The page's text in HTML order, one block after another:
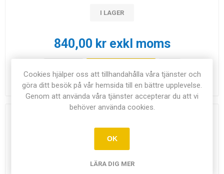
I LAGER
840,00 kr exkl moms
h
KUNDVAGN
Separertratt 500 ml konisk
Volym: 500ml.
Artikel nr: 8424
Cookies hjälper oss att tillhandahålla våra tjänster och
göra ditt besök på vår hemsida till en bättre upplevelse.
Genom att använda våra tjänster accepterar du att vi
behöver använda cookies.
OK
LÄRA DIG MER